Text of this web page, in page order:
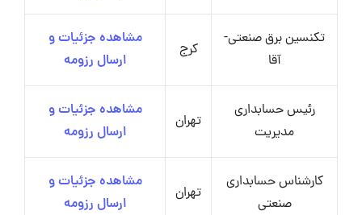
تکنسین برق صنعتی-
آقا
کرج
مشاهده جزئیات و
ارسال رزومه
رئیس حسابداری
مدیریت
تهران
مشاهده جزئیات و
ارسال رزومه
کارشناس حسابداری
صنعتی
تهران
مشاهده جزئیات و
ارسال رزومه